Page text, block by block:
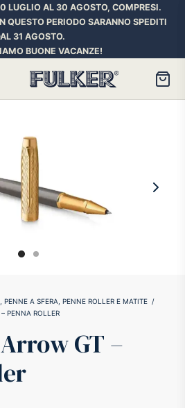
LUGLIO AL 30 AGOSTO, COMPRESI.
QUESTO PERIODO SARANNO SPEDITI
31 AGOSTO.
BUONE VACANZE!
PENNE A SFERA, PENNE ROLLER E MATITE /
PENNA ROLLER
GT –